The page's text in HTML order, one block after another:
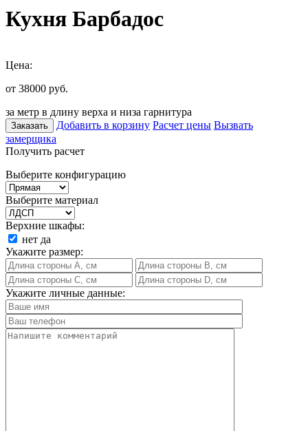
Кухня Барбадос
Цена:
от 38000 руб.
за метр в длину верха и низа гарнитура
Заказать Добавить в корзину Расчет цены Вызвать
замерщика
Получить расчет
Выберите конфигурацию
Выберите материал
Верхние шкафы:
нет да
Укажите размер:
Укажите личные данные: